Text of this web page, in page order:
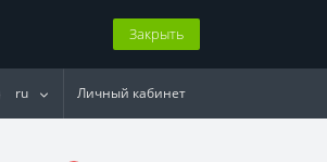
Закрыть
ru Личный кабинет